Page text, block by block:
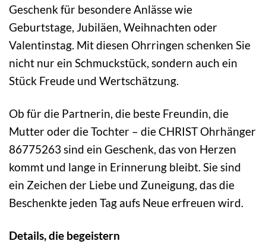
Geschenk für besondere Anlässe wie
Geburtstage, Jubiläen, Weihnachten oder
Valentinstag. Mit diesen Ohrringen schenken Sie
nicht nur ein Schmuckstück, sondern auch ein
Stück Freude und Wertschätzung.
Ob für die Partnerin, die beste Freundin, die
Mutter oder die Tochter – die CHRIST Ohrhänger
86775263 sind ein Geschenk, das von Herzen
kommt und lange in Erinnerung bleibt. Sie sind
ein Zeichen der Liebe und Zuneigung, das die
Beschenkte jeden Tag aufs Neue erfreuen wird.
Details, die begeistern